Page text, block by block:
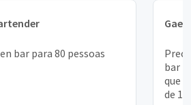
bar para 80 pessoas
Gael
bar
que
de